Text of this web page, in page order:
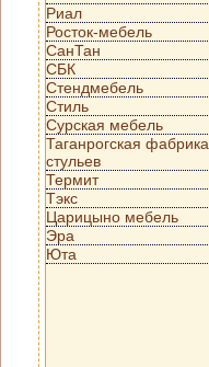
Риал
Росток-мебель
СанТан
СБК
Стендмебель
Стиль
Сурская мебель
Таганрогская фабрика
стульев
Термит
Тэкс
Царицыно мебель
Эра
Юта